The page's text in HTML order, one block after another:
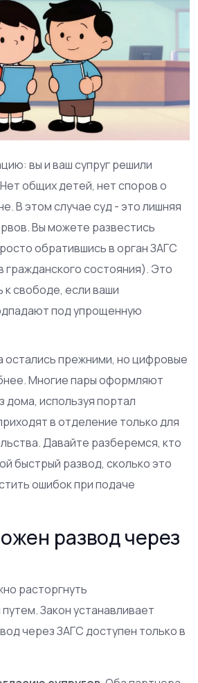
вы и ваш супруг решили
общих детей, нет споров о
В этом случае суд - это лишняя
Вы можете развестись
обратившись в органЗАГС
гражданского состояния). Это
к свободе, если ваши
под упрощенную
остались прежними, но цифровые
Многие пары оформляют
дома, используя портал
в отделение только для
Давайте разберемся, кто
быстрый развод, сколько это
ошибок при подаче
развод через
расторгнуть
Закон устанавливает
через ЗАГС доступен только в